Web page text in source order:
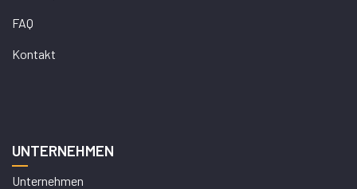
FAQ
Kontakt
UNTERNEHMEN
Unternehmen